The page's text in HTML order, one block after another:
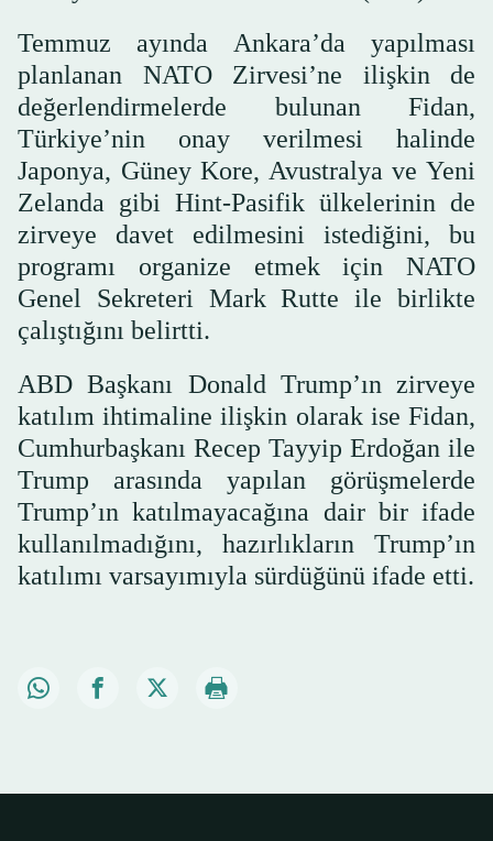
Temmuz ayında Ankara’da yapılması
planlanan NATO Zirvesi’ne ilişkin de
değerlendirmelerde bulunan Fidan,
Türkiye’nin onay verilmesi halinde
Japonya, Güney Kore, Avustralya ve Yeni
Zelanda gibi Hint-Pasifik ülkelerinin de
zirveye davet edilmesini istediğini, bu
programı organize etmek için NATO
Genel Sekreteri Mark Rutte ile birlikte
çalıştığını belirtti.
ABD Başkanı Donald Trump’ın zirveye
katılım ihtimaline ilişkin olarak ise Fidan,
Cumhurbaşkanı Recep Tayyip Erdoğan ile
Trump arasında yapılan görüşmelerde
Trump’ın katılmayacağına dair bir ifade
kullanılmadığını, hazırlıkların Trump’ın
katılımı varsayımıyla sürdüğünü ifade etti.